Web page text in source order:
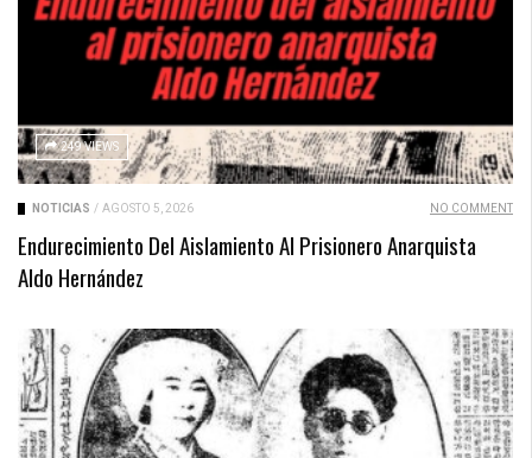
249 VIEWS
NOTICIAS / AGOSTO 5, 2026 NO COMMENT
Endurecimiento Del Aislamiento Al Prisionero Anarquista
Aldo Hernández